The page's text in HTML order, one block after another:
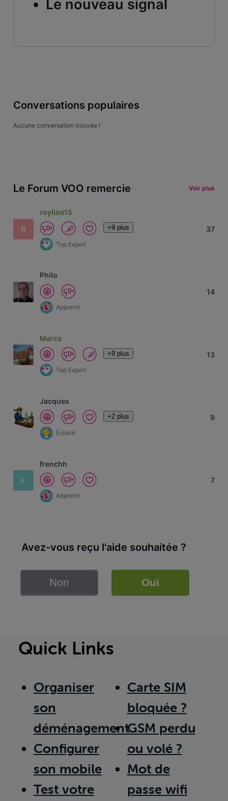
Le nouveau signal
Conversations populaires
Aucune conversation trouvée !
Le Forum VOO remercie Voir plus
R
roylion15
+9 plus
Top Expert
37
Philo
Apprenti
14
Marcs
+9 plus
Top Expert
13
Jacques
+2 plus
Éclairé
9
F
frenchh
Apprenti
7
Avez-vous reçu l'aide souhaitée ?
Non Oui
Quick Links
Organiser
son
déménagement
Configurer
son mobile
Test votre
Carte SIM
bloquée ?
GSM perdu
ou volé ?
Mot de
passe wifi